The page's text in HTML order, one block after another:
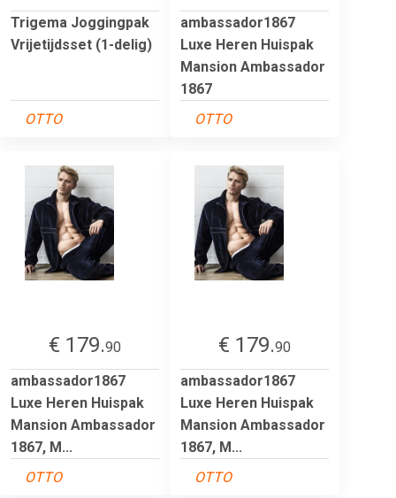
Trigema Joggingpak
Vrijetijdsset (1-delig)
OTTO
ambassador1867
Luxe Heren Huispak
Mansion Ambassador
1867
OTTO
€ 179.90
ambassador1867
Luxe Heren Huispak
Mansion Ambassador
1867, M...
OTTO
€ 179.90
ambassador1867
Luxe Heren Huispak
Mansion Ambassador
1867, M...
OTTO